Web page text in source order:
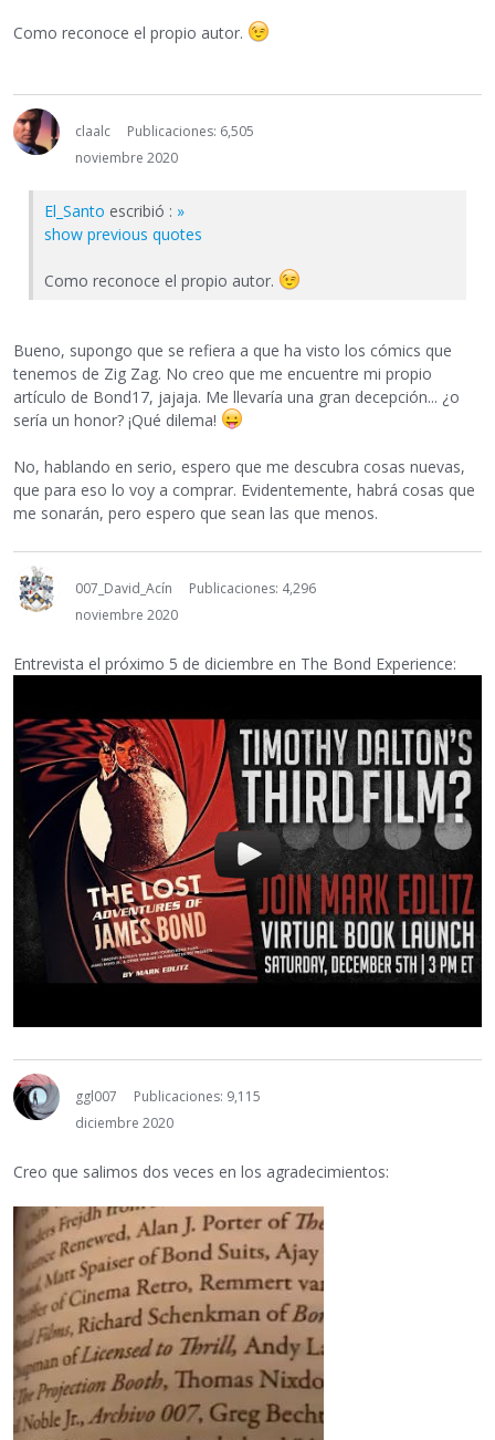
Como reconoce el propio autor.
claalc
Publicaciones: 6,505
noviembre 2020
El_Santo escribió : »
show previous quotes
Como reconoce el propio autor.
Bueno, supongo que se refiera a que ha visto los cómics que
tenemos de Zig Zag. No creo que me encuentre mi propio
artículo de Bond17, jajaja. Me llevaría una gran decepción... ¿o
sería un honor? ¡Qué dilema!
No, hablando en serio, espero que me descubra cosas nuevas,
que para eso lo voy a comprar. Evidentemente, habrá cosas que
me sonarán, pero espero que sean las que menos.
007_David_Acín
Publicaciones: 4,296
noviembre 2020
Entrevista el próximo 5 de diciembre en The Bond Experience:
ggl007
Publicaciones: 9,115
diciembre 2020
Creo que salimos dos veces en los agradecimientos: